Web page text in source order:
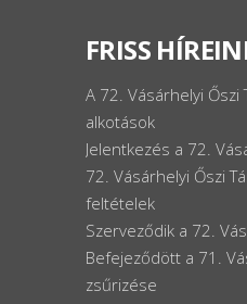
FRISS
A 72. Vásárhelyi
alkotások
Jelentkezés a 72.
72. Vásárhelyi Őszi
feltételek
Szerveződik a 72.
Befejeződött a 71.
zsűrizése